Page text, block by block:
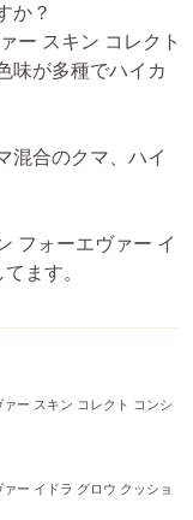
か？
ー スキン コレクト
味が多種でハイカ
混合のクマ、ハイ
フォーエヴァー イ
ます。
ー スキン コレクト コンシ
ー イドラ グロウ クッショ